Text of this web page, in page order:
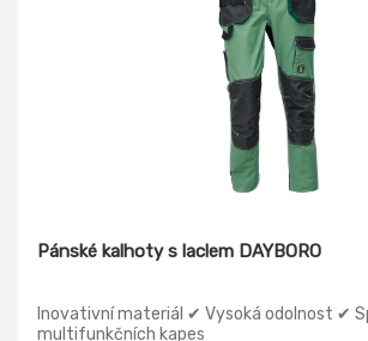
Pánské kalhoty s laclem DAYBORO
Inovativní materiál ✔ Vysoká odolnost ✔
multifunkčních kapes